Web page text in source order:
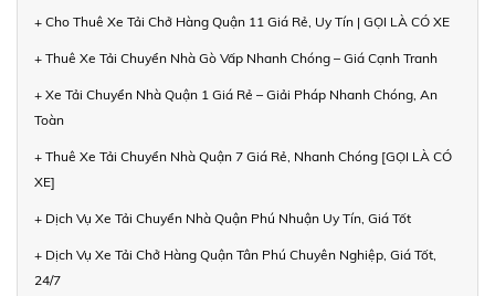
+ Cho Thuê Xe Tải Chở Hàng Quận 11 Giá Rẻ, Uy Tín | GỌI LÀ CÓ XE
+ Thuê Xe Tải Chuyển Nhà Gò Vấp Nhanh Chóng – Giá Cạnh Tranh
+ Xe Tải Chuyển Nhà Quận 1 Giá Rẻ – Giải Pháp Nhanh Chóng, An
Toàn
+ Thuê Xe Tải Chuyển Nhà Quận 7 Giá Rẻ, Nhanh Chóng [GỌI LÀ CÓ
XE]
+ Dịch Vụ Xe Tải Chuyển Nhà Quận Phú Nhuận Uy Tín, Giá Tốt
+ Dịch Vụ Xe Tải Chở Hàng Quận Tân Phú Chuyên Nghiệp, Giá Tốt,
24/7